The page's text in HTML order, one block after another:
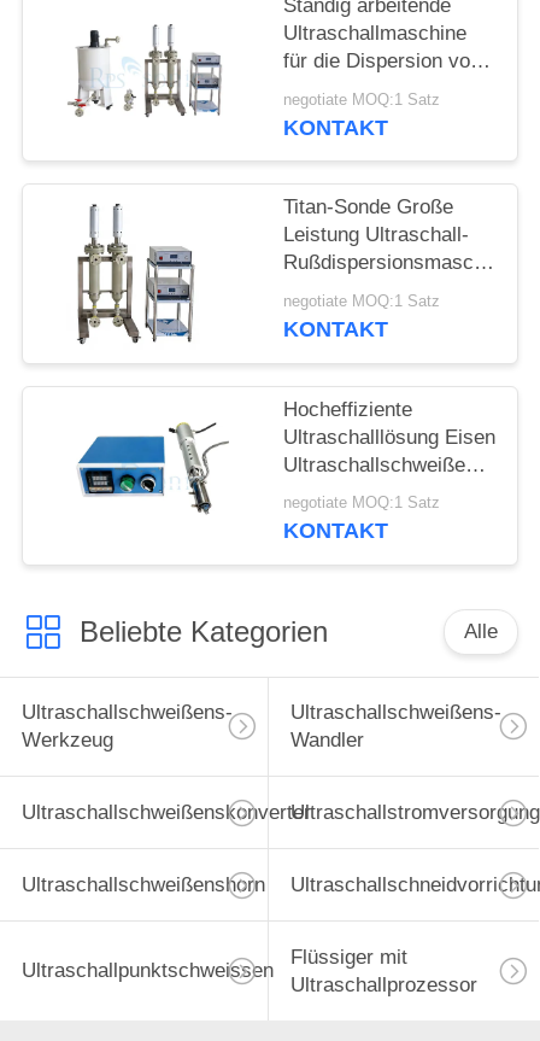
Ständig arbeitende
Ultraschallmaschine
für die Dispersion von
Graphen
negotiate MOQ:1 Satz
KONTAKT
Titan-Sonde Große
Leistung Ultraschall-
Rußdispersionsmaschine
Ultraschall-
Homogenisatormaschine
negotiate MOQ:1 Satz
KONTAKT
Hocheffiziente
Ultraschalllösung Eisen
Ultraschallschweißen
von Glas für die
Bauindustrie
negotiate MOQ:1 Satz
KONTAKT
Beliebte Kategorien Alle
Ultraschallschweißens-
Werkzeug
Ultraschallschweißens-
Wandler
UltraschallschweißenskonverterUltraschallstromversorgung
Ultraschallschweißenshorn
Ultraschallpunktschweissen
Flüssiger mit
Ultraschallprozessor